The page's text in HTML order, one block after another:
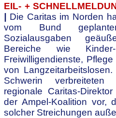
EIL- +
| Die Caritas im Norden
vom Bund
Sozialausgaben
Bereiche wie
Freiwilligendienste,
von
Schwerin
regionale Caritas-
der Ampel-Koalition vor,
solcher Streichungen